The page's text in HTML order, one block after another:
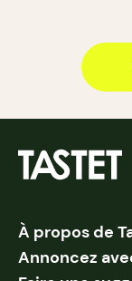
À propos de
Annoncez